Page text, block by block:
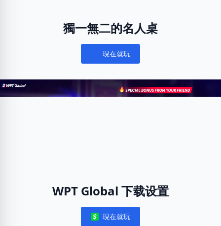
獨一無二的名人桌
Notifications
現在就玩
WPT Global 下载设置
Notifications
現在就玩